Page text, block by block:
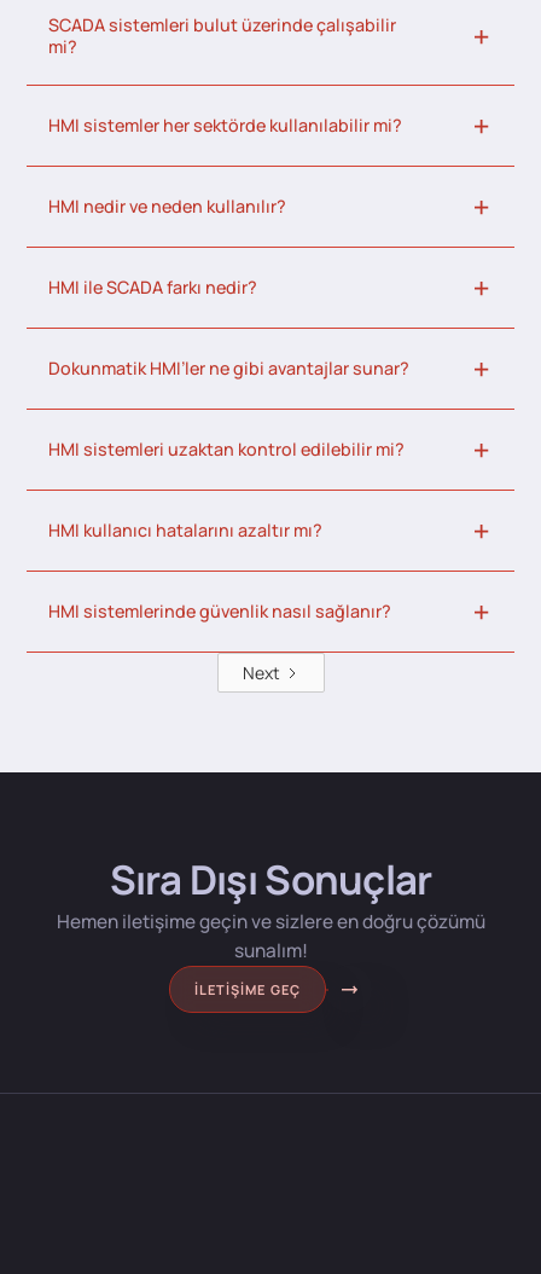
SCADA sistemleri bulut üzerinde çalışabilir
mi?
HMI sistemler her sektörde kullanılabilir mi?
HMI nedir ve neden kullanılır?
HMI ile SCADA farkı nedir?
Dokunmatik HMI’ler ne gibi avantajlar sunar?
HMI sistemleri uzaktan kontrol edilebilir mi?
HMI kullanıcı hatalarını azaltır mı?
HMI sistemlerinde güvenlik nasıl sağlanır?
Next
Sıra Dışı Sonuçlar
Hemen iletişime geçin ve sizlere en doğru çözümü
sunalım!
İLETIŞIME GEÇ